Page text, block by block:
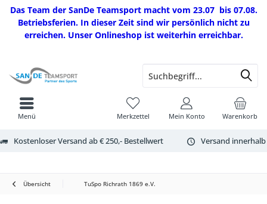
Das Team der SanDe Teamsport macht vom 23.07 bis 07.08.
Betriebsferien. In dieser Zeit sind wir persönlich nicht zu
erreichen. Unser Onlineshop ist weiterhin erreichbar.
Kostenloser Versand ab € 250,- Bestellwert Versand
Warenkorb
Merkzettel Mein Konto
Menü
Übersicht TuSpo Richrath 1869 e.V.